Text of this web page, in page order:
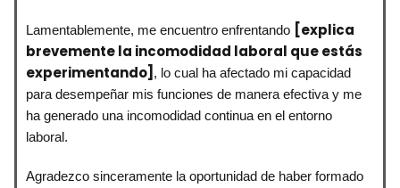
Lamentablemente, me encuentro enfrentando [explica
brevemente la incomodidad laboral que estás
experimentando] , lo cual ha afectado mi capacidad
para desempeñar mis funciones de manera efectiva y me
ha generado una incomodidad continua en el entorno
laboral.
Agradezco sinceramente la oportunidad de haber formado